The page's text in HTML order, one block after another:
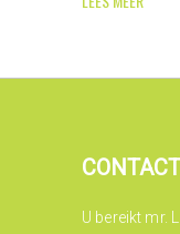
U bereikt mr.